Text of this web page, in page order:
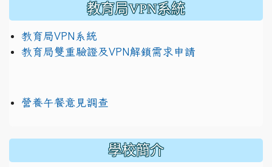
教育局VPN系統
教育局VPN系統
教育局雙重驗證及VPN解鎖需求申請
營養午餐意見調查
學校簡介